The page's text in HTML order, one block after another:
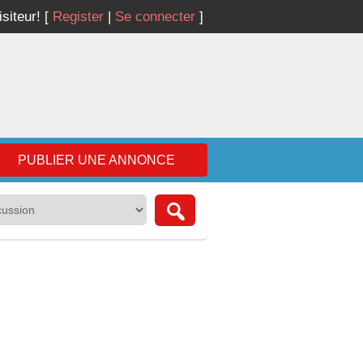
[ Register | Se connecter ]
PUBLIER UNE ANNONCE